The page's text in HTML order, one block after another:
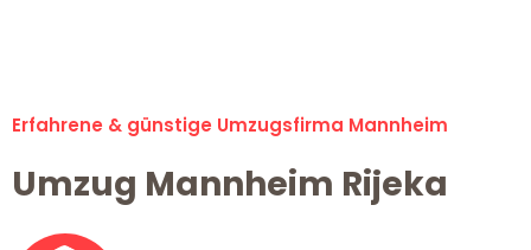
Erfahrene & günstige Umzugsfirma Mannheim
Umzug Mannheim Rijeka